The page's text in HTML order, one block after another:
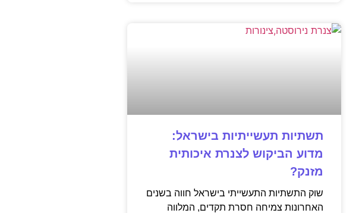
תשתיות תעשייתיות בישראל:
מדוע הביקוש לצנרת איכותית
מזנק?
שוק התשתיות התעשייתי בישראל חווה בשנים
האחרונות צמיחה חסרת תקדים, המלווה